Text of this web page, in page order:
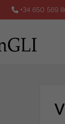
+34 650 569